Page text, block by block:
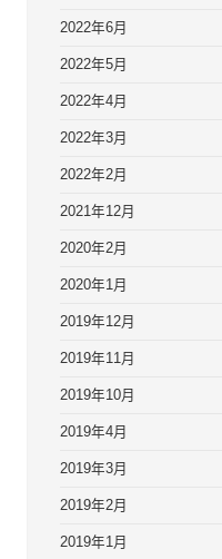
2022年6月
2022年5月
2022年4月
2022年3月
2022年2月
2021年12月
2020年2月
2020年1月
2019年12月
2019年11月
2019年10月
2019年4月
2019年3月
2019年2月
2019年1月